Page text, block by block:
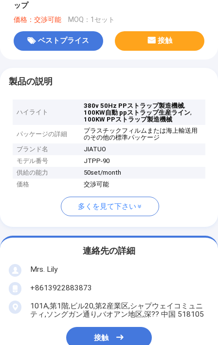
ップ
価格：交渉可能 MOQ：1セット
ベストプライス 接触
製品の説明
ハイライト
380v 50Hz PPストラップ製造機械,
100KW自動 ppストラップ生産ライン,
100KW PPストラップ製造機械
パッケージの詳細
プラスチックフィルムまたは海上輸送用
のその他の標準パッケージ
ブランド名
JIATUO
モデル番号
JTPP-90
供給の能力
50set/month
価格
交渉可能
多くを見て下さい
連絡先の詳細
Mrs. Lily
+8613922883873
101A,第1階,ビル20,第2産業区,シャプウェイコミュニ
ティ,ソングガン通り,バオアン地区,深?? 中国 518105
接触